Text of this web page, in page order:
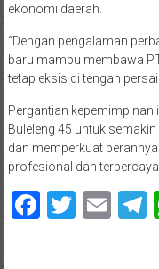
ekonomi daerah.
“Dengan pengalaman
baru mampu membawa
tetap eksis di tengah
Pergantian kepemimpinan
Buleleng 45 untuk
dan memperkuat
profesional dan terpercaya.
Facebook